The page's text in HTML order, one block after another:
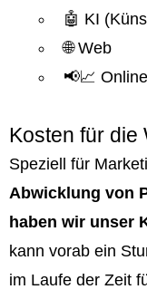
🤖 KI
🌐 Web
📢📈
Kosten für die
Speziell für
Abwicklung von
haben wir unser
kann vorab ein
im Laufe der Zeit